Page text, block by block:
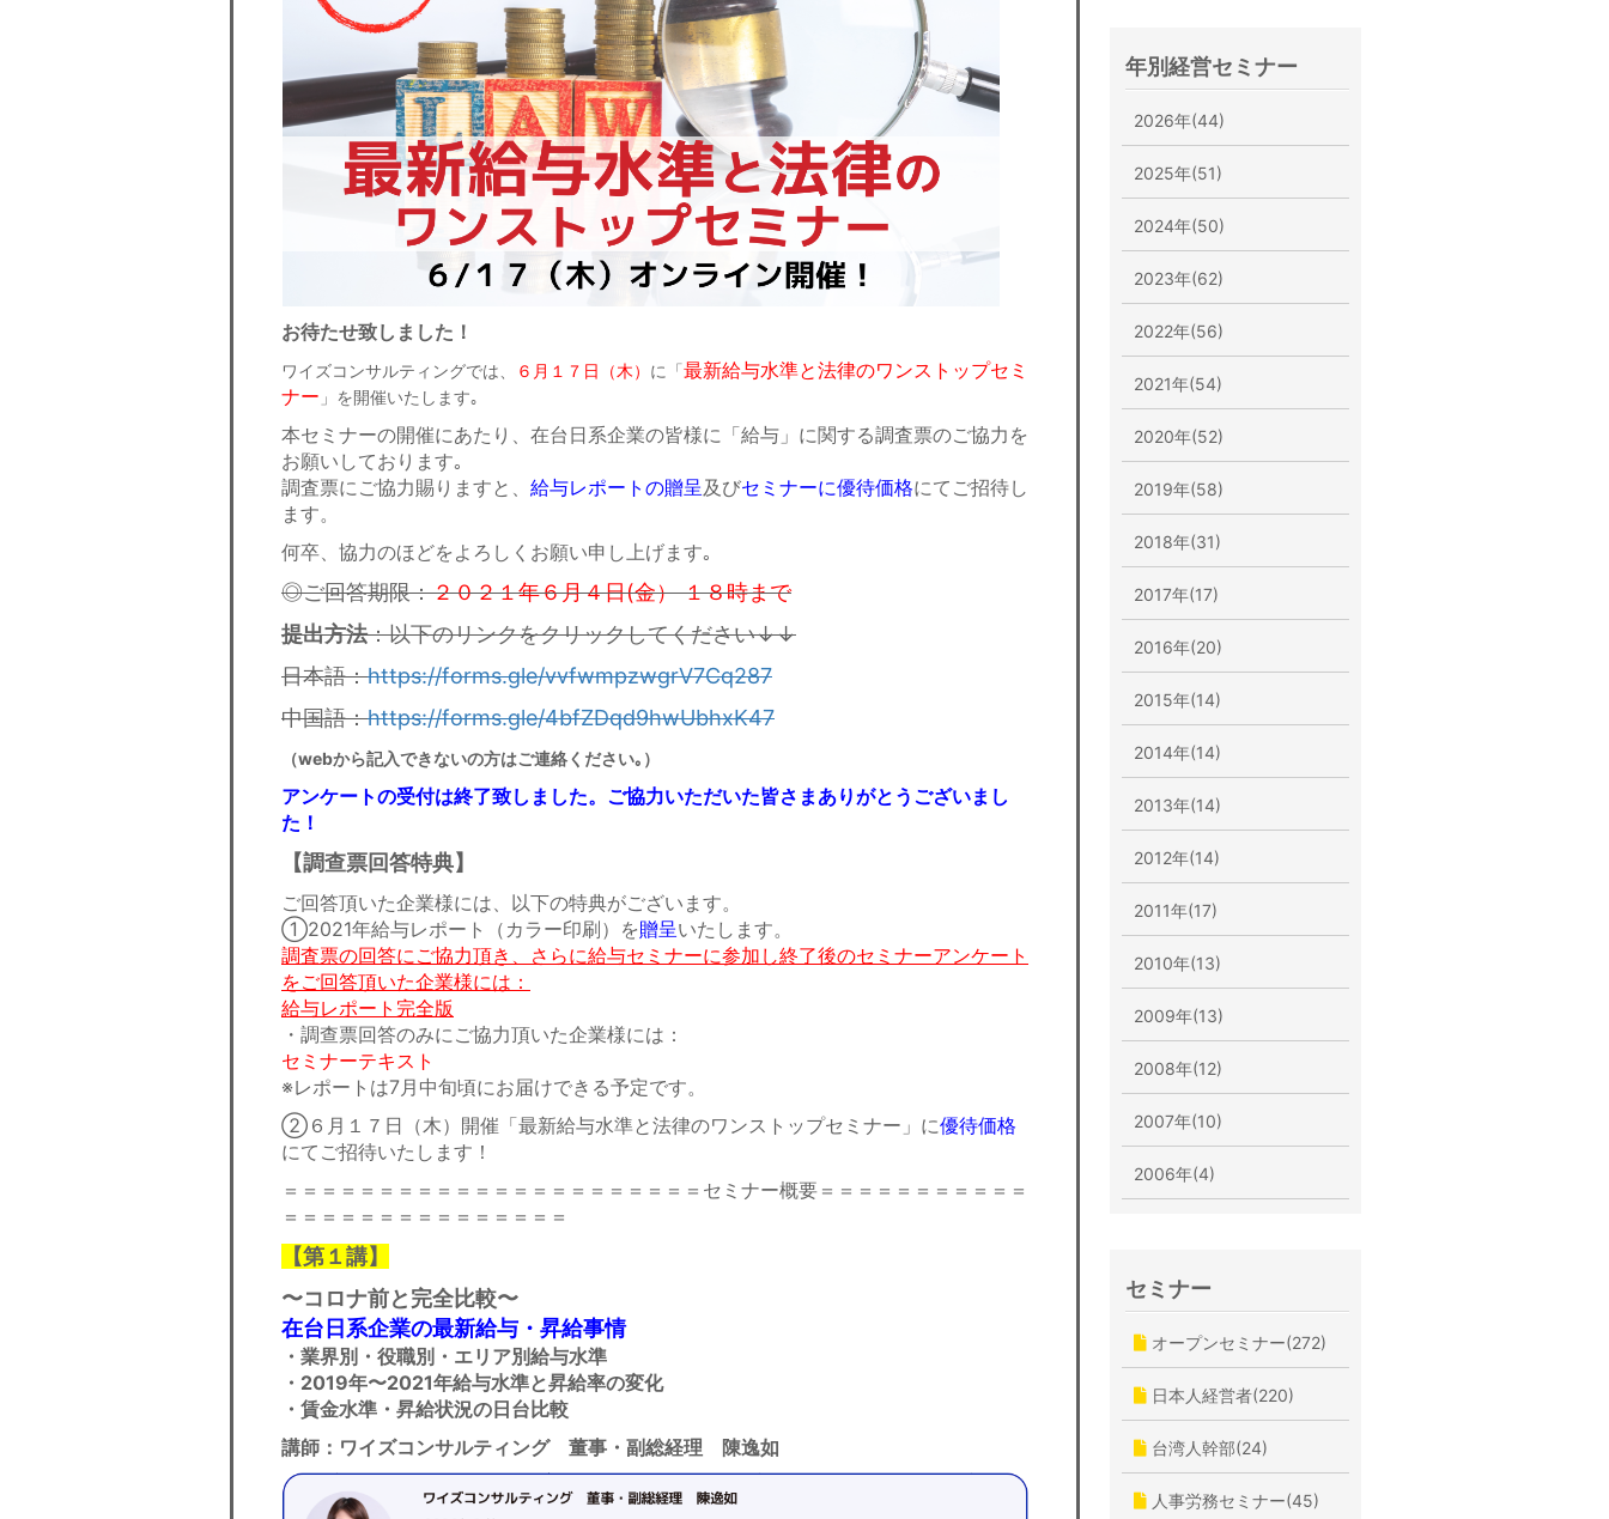
お待たせ致しました！
ワイズコンサルティングでは、 ６月１７日（木） に「最新給与水準と法律のワンストップセミ
ナー 」を開催いたします｡
本セミナーの開催にあたり、在台日系企業の皆様に「給与」に関する調査票のご協力を
お願いしております｡
調査票にご協力賜りますと、 給与レポートの贈呈 及びセミナーに優待価格にてご招待し
ます。
何卒、協力のほどをよろしくお願い申し上げます｡
◎ご回答期限：２０２１年６月４日(金） １８時まで
提出方法：以下のリンクをクリックしてください↓↓
日本語：https://forms.gle/vvfwmpzwgrV7Cq287
中国語：https://forms.gle/4bfZDqd9hwUbhxK47
（webから記入できないの方はご連絡ください｡）
アンケートの受付は終了致しました。ご協力いただいた皆さまありがとうございまし
た！
【調查票回答特典】
ご回答頂いた企業様には、以下の特典がございます。
①2021年給与レポート（カラー印刷）を贈呈いたします。
調査票の回答にご協力頂き、さらに給与セミナーに参加し終了後のセミナーアンケート
をご回答頂いた企業様には：
給与レポート完全版
・調查票回答のみにご協力頂いた企業様には：
セミナーテキスト
※レポートは7月中旬頃にお届けできる予定です。
②６月１７日（木）開催「最新給与水準と法律のワンストップセミナー」に優待価格
にてご招待いたします！
＝＝＝＝＝＝＝＝＝＝＝＝＝＝＝＝＝＝＝＝＝＝セミナー概要＝＝＝＝＝＝＝＝＝＝＝
＝＝＝＝＝＝＝＝＝＝＝＝＝＝＝
【第１講】
〜コロナ前と完全比較〜
在台日系企業の最新給与・昇給事情
・業界別・役職別・エリア別給与水準
・2019年〜2021年給与水準と昇給率の変化
・賃金水準・昇給状況の日台比較
講師：ワイズコンサルティング 董事・副総経理 陳逸如
年別経営セミナー
2026年(44)
2025年(51)
2024年(50)
2023年(62)
2022年(56)
2021年(54)
2020年(52)
2019年(58)
2018年(31)
2017年(17)
2016年(20)
2015年(14)
2014年(14)
2013年(14)
2012年(14)
2011年(17)
2010年(13)
2009年(13)
2008年(12)
2007年(10)
2006年(4)
セミナー
オープンセミナー(272)
日本人経営者(220)
台湾人幹部(24)
人事労務セミナー(45)